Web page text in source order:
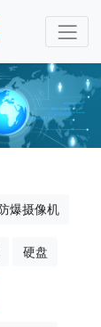
爆摄像机
硬盘